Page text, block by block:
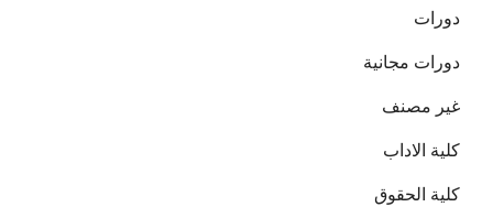
دورات
دورات مجانية
غير مصنف
كلية الاداب
كلية الحقوق